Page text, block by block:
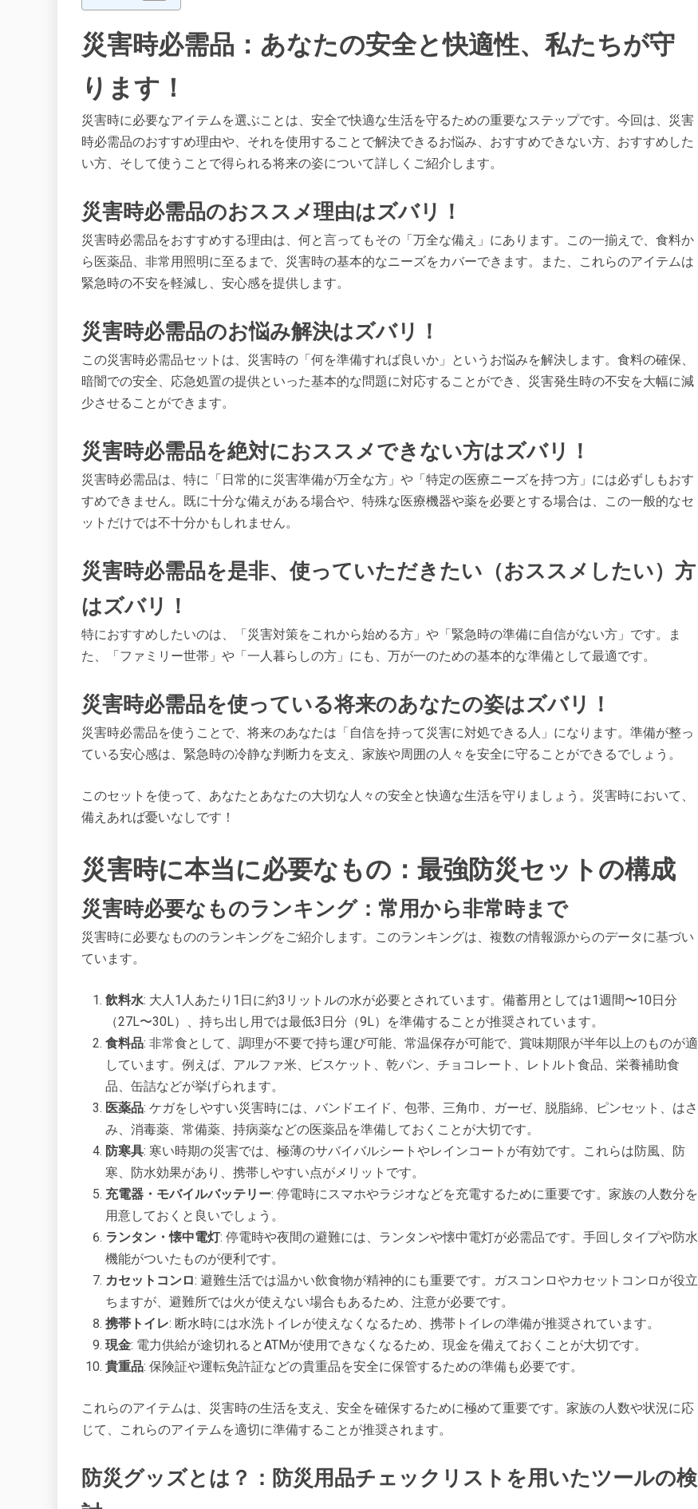
災害時必需品：あなたの安全と快適性、私たちが守
ります！
災害時に必要なアイテムを選ぶことは、安全で快適な生活を守るための重要なステップです。今回は、災害
時必需品のおすすめ理由や、それを使用することで解決できるお悩み、おすすめできない方、おすすめした
い方、そして使うことで得られる将来の姿について詳しくご紹介します。
災害時必需品のおススメ理由はズバリ！
災害時必需品をおすすめする理由は、何と言ってもその「万全な備え」にあります。この一揃えで、食料か
ら医薬品、非常用照明に至るまで、災害時の基本的なニーズをカバーできます。また、これらのアイテムは
緊急時の不安を軽減し、安心感を提供します。
災害時必需品のお悩み解決はズバリ！
この災害時必需品セットは、災害時の「何を準備すれば良いか」というお悩みを解決します。食料の確保、
暗闇での安全、応急処置の提供といった基本的な問題に対応することができ、災害発生時の不安を大幅に減
少させることができます。
災害時必需品を絶対におススメできない方はズバリ！
災害時必需品は、特に「日常的に災害準備が万全な方」や「特定の医療ニーズを持つ方」には必ずしもおす
すめできません。既に十分な備えがある場合や、特殊な医療機器や薬を必要とする場合は、この一般的なセ
ットだけでは不十分かもしれません。
災害時必需品を是非、使っていただきたい（おススメしたい）方
はズバリ！
特におすすめしたいのは、「災害対策をこれから始める方」や「緊急時の準備に自信がない方」です。ま
た、「ファミリー世帯」や「一人暮らしの方」にも、万が一のための基本的な準備として最適です。
災害時必需品を使っている将来のあなたの姿はズバリ！
災害時必需品を使うことで、将来のあなたは「自信を持って災害に対処できる人」になります。準備が整っ
ている安心感は、緊急時の冷静な判断力を支え、家族や周囲の人々を安全に守ることができるでしょう。
このセットを使って、あなたとあなたの大切な人々の安全と快適な生活を守りましょう。災害時において、
備えあれば憂いなしです！
災害時に本当に必要なもの：最強防災セットの構成
災害時必要なものランキング：常用から非常時まで
災害時に必要なもののランキングをご紹介します。このランキングは、複数の情報源からのデータに基づい
ています。
飲料水: 大人1人あたり1日に約3リットルの水が必要とされています。備蓄用としては1週間〜10日分
（27L〜30L）、持ち出し用では最低3日分（9L）を準備することが推奨されています​​。
食料品: 非常食として、調理が不要で持ち運び可能、常温保存が可能で、賞味期限が半年以上のものが適
しています。例えば、アルファ米、ビスケット、乾パン、チョコレート、レトルト食品、栄養補助食
品、缶詰などが挙げられます​​。
医薬品: ケガをしやすい災害時には、バンドエイド、包帯、三角巾、ガーゼ、脱脂綿、ピンセット、はさ
み、消毒薬、常備薬、持病薬などの医薬品を準備しておくことが大切です​​。
防寒具: 寒い時期の災害では、極薄のサバイバルシートやレインコートが有効です。これらは防風、防
寒、防水効果があり、携帯しやすい点がメリットです​​。
充電器・モバイルバッテリー: 停電時にスマホやラジオなどを充電するために重要です。家族の人数分を
用意しておくと良いでしょう​​​​。
ランタン・懐中電灯: 停電時や夜間の避難には、ランタンや懐中電灯が必需品です。手回しタイプや防水
機能がついたものが便利です​​。
カセットコンロ: 避難生活では温かい飲食物が精神的にも重要です。ガスコンロやカセットコンロが役立
ちますが、避難所では火が使えない場合もあるため、注意が必要です​​。
携帯トイレ: 断水時には水洗トイレが使えなくなるため、携帯トイレの準備が推奨されています​​。
現金: 電力供給が途切れるとATMが使用できなくなるため、現金を備えておくことが大切です​​。
貴重品: 保険証や運転免許証などの貴重品を安全に保管するための準備も必要です​​。
これらのアイテムは、災害時の生活を支え、安全を確保するために極めて重要です。家族の人数や状況に応
じて、これらのアイテムを適切に準備することが推奨されます。
防災グッズとは？：防災用品チェックリストを用いたツールの検